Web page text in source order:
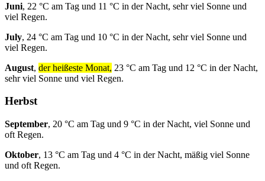
Juni, 22 °C am Tag und 11 °C in der Nacht, sehr viel Sonne und
viel Regen.
July, 24 °C am Tag und 10 °C in der Nacht, sehr viel Sonne und
viel Regen.
August, der heißeste Monat, 23 °C am Tag und 12 °C in der Nacht,
sehr viel Sonne und viel Regen.
Herbst
September, 20 °C am Tag und 9 °C in der Nacht, viel Sonne und
oft Regen.
Oktober, 13 °C am Tag und 4 °C in der Nacht, mäßig viel Sonne
und oft Regen.